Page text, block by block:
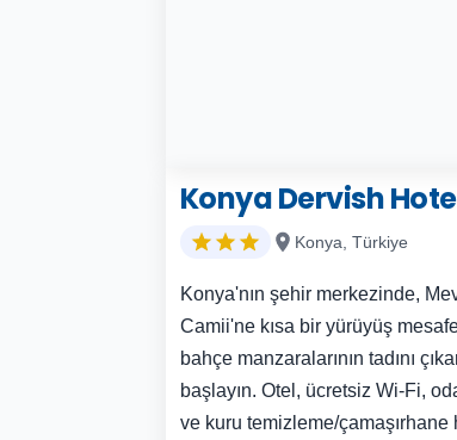
Konya Dervish
Konya, Türkiye
Konya'nın şehir merkezinde,
Camii'ne kısa bir yürüyüş
bahçe manzaralarının tadını
başlayın. Otel, ücretsiz Wi-Fi,
ve kuru temizleme/çamaşırhane